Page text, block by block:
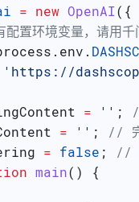
= new OpenAI({
配置环境变量，请
. env .
'https://
= '' ;
= '' ;
//
= false ;
//
main() {